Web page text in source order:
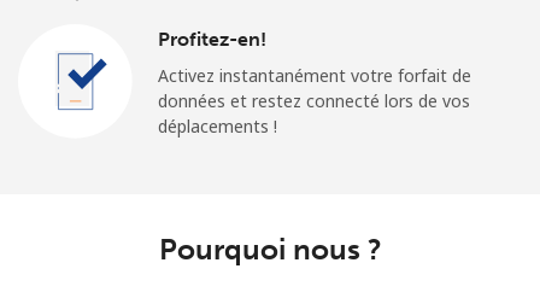
Profitez-en!
Activez instantanément votre forfait de
données et restez connecté lors de vos
déplacements !
Pourquoi nous ?